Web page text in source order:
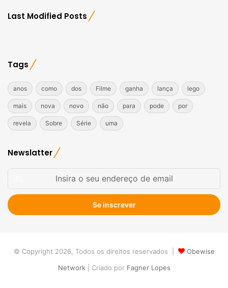
Last Modified Posts
Tags
anos como dos Filme ganha lança lego
mais nova novo não para pode por
revela Sobre Série uma
Newslatter
seu
endereço
de
© Copyright 2026, Todos os direitos reservados |
Obewise
Network| Criado porFagner Lopes